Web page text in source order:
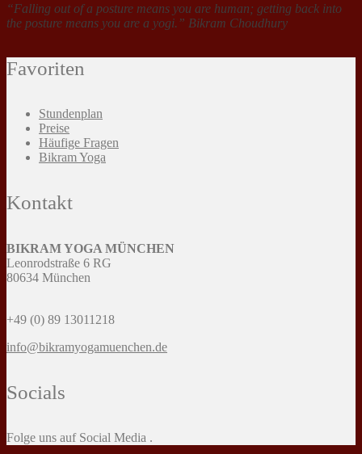
“Falling out of a posture means you are human; getting back into
the posture means you are a yogi.” Bikram Choudhury
Favoriten
Stundenplan
Preise
Häufige Fragen
Bikram Yoga
Kontakt
BIKRAM YOGA MÜNCHEN
Leonrodstraße 6 RG
80634 München
+49 (0) 89 13011218
info@bikramyogamuenchen.de
Socials
Folge uns auf Social Media .